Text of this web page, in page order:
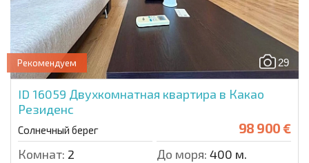
29
Рекомендуем
ID 16059 Двухкомнатная квартира в Какао
Резиденс
Солнечный берег 98 900 €
Комнат: 2 До моря: 400 м.